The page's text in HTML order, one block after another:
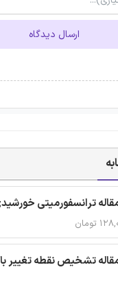
ارسال دیدگاه
ترانسفورمیتی
تشخیص نقطه تغییر